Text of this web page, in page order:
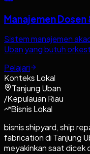
Manajemen Dosen
Sistem manajemen
Uban yang butuh
Pelajari
Konteks Lokal
Tanjung Uban
/Kepulauan Riau
Bisnis Lokal
bisnis shipyard, ship
fabrication di Tanjung
meyakinkan saat dicek